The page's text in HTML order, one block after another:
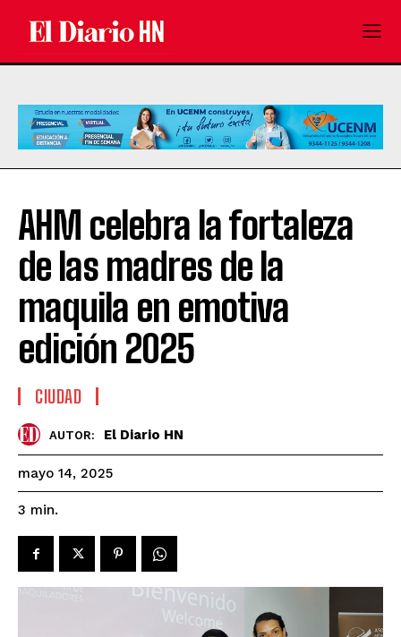
AHM celebra la fortaleza
de las madres de la
maquila en emotiva
edición 2025
CIUDAD
AUTOR: El Diario HN
mayo 14, 2025
3 min.